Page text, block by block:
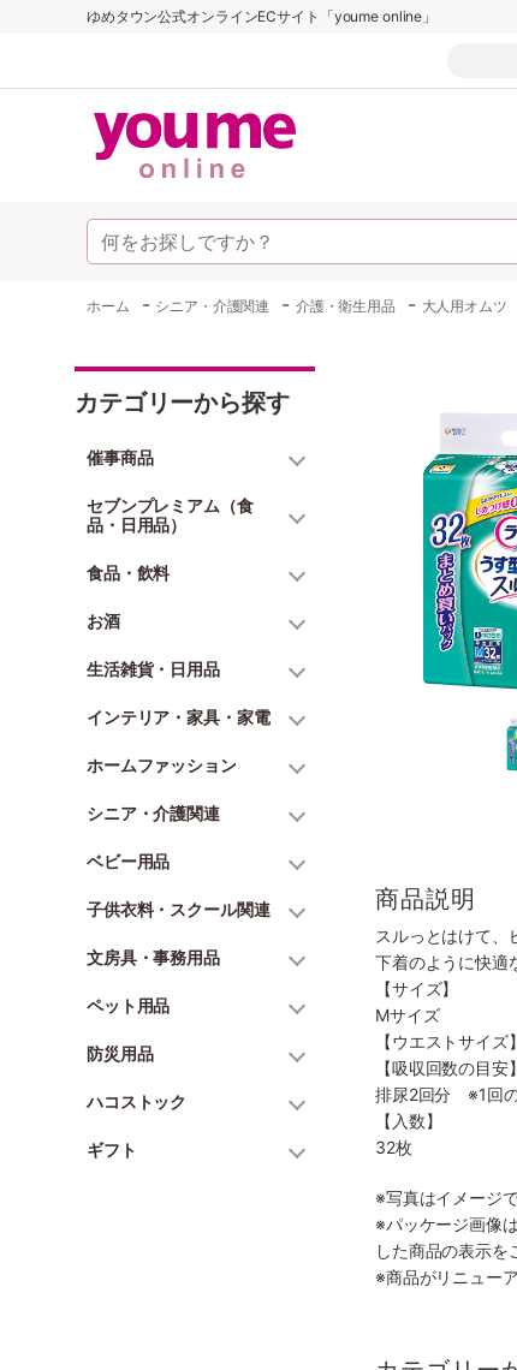
ゆめタウン公式オンラインECサイト「youme online」
ホーム - シニア・介護関連 - 介護・衛生用品 - 大人用オムツ
カテゴリーから探す
催事商品
セブンプレミアム（食
品・日用品）
食品・飲料
お酒
生活雑貨・日用品
インテリア・家具・家電
ホームファッション
シニア・介護関連
ベビー用品
子供衣料・スクール関連
文房具・事務用品
ペット用品
防災用品
ハコストック
ギフト
商品説明
スルっとはけて、
下着のように快適
【サイズ】
Mサイズ
【ウエストサイ
【吸収回数の目安】
排尿2回分 ※1回の
【入数】
32枚
※写真はイメージ
※パッケージ画像
した商品の表示を
※商品がリニュー